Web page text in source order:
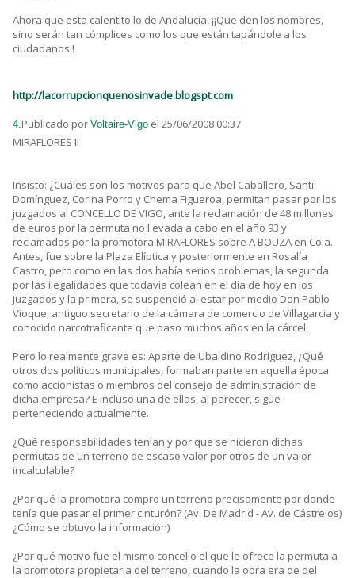
Ahora que esta calentito lo de Andalucía, ¡¡Que den los nombres,
sino serán tan cómplices como los que están tapándole a los
ciudadanos!!
http://lacorrupcionquenosinvade.blogspt.com
4.Publicado por Voltaire-Vigo el 25/06/2008 00:37
MIRAFLORES II
Insisto: ¿Cuáles son los motivos para que Abel Caballero, Santi
Domínguez, Corina Porro y Chema Figueroa, permitan pasar por los
juzgados al CONCELLO DE VIGO, ante la reclamación de 48 millones
de euros por la permuta no llevada a cabo en el año 93 y
reclamados por la promotora MIRAFLORES sobre A BOUZA en Coia.
Antes, fue sobre la Plaza Elíptica y posteriormente en Rosalía
Castro, pero como en las dos había serios problemas, la segunda
por las ilegalidades que todavía colean en el día de hoy en los
juzgados y la primera, se suspendió al estar por medio Don Pablo
Vioque, antiguo secretario de la cámara de comercio de Villagarcia y
conocido narcotraficante que paso muchos años en la cárcel.
Pero lo realmente grave es: Aparte de Ubaldino Rodríguez, ¿Qué
otros dos políticos municipales, formaban parte en aquella época
como accionistas o miembros del consejo de administración de
dicha empresa? E incluso una de ellas, al parecer, sigue
perteneciendo actualmente.
¿Qué responsabilidades tenían y por que se hicieron dichas
permutas de un terreno de escaso valor por otros de un valor
incalculable?
¿Por qué la promotora compro un terreno precisamente por donde
tenía que pasar el primer cinturón? (Av. De Madrid - Av. de Cástrelos)
¿Cómo se obtuvo la información)
¿Por qué motivo fue el mismo concello el que le ofrece la permuta a
la promotora propietaria del terreno, cuando la obra era de del